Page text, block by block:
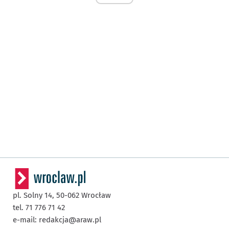
pl. Solny 14, 50-062 Wrocław
tel. 71 776 71 42
e-mail: redakcja@araw.pl